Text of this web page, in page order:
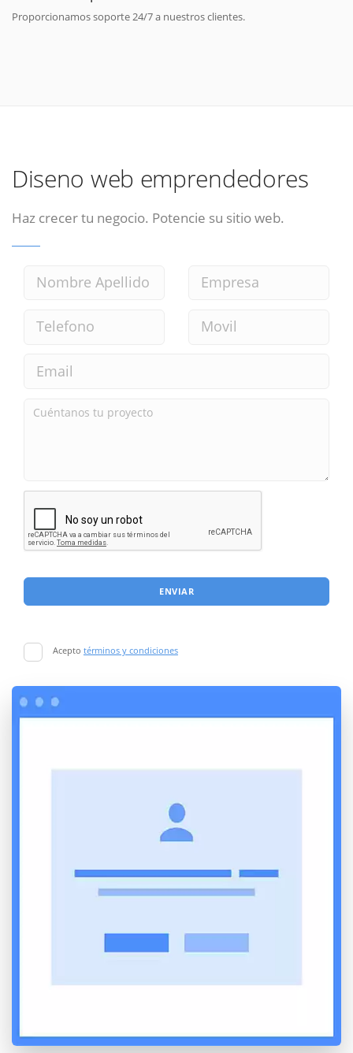
Proporcionamos soporte 24/7 a nuestros clientes.
Diseno web emprendedores
Haz crecer tu negocio. Potencie su sitio web.
ENVIAR
Acepto términos y condiciones